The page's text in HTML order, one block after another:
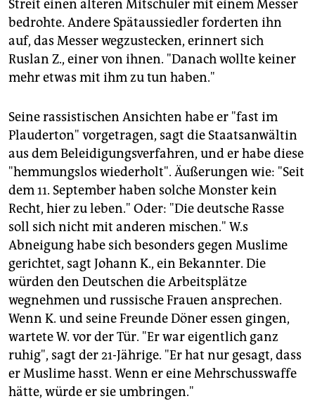
Streit einen älteren Mitschüler mit einem Messer
bedrohte. Andere Spätaussiedler forderten ihn
auf, das Messer wegzustecken, erinnert sich
Ruslan Z., einer von ihnen. "Danach wollte keiner
mehr etwas mit ihm zu tun haben."
Seine rassistischen Ansichten habe er "fast im
Plauderton" vorgetragen, sagt die Staatsanwältin
aus dem Beleidigungsverfahren, und er habe diese
"hemmungslos wiederholt". Äußerungen wie: "Seit
dem 11. September haben solche Monster kein
Recht, hier zu leben." Oder: "Die deutsche Rasse
soll sich nicht mit anderen mischen." W.s
Abneigung habe sich besonders gegen Muslime
gerichtet, sagt Johann K., ein Bekannter. Die
würden den Deutschen die Arbeitsplätze
wegnehmen und russische Frauen ansprechen.
Wenn K. und seine Freunde Döner essen gingen,
wartete W. vor der Tür. "Er war eigentlich ganz
ruhig", sagt der 21-Jährige. "Er hat nur gesagt, dass
er Muslime hasst. Wenn er eine Mehrschusswaffe
hätte, würde er sie umbringen."